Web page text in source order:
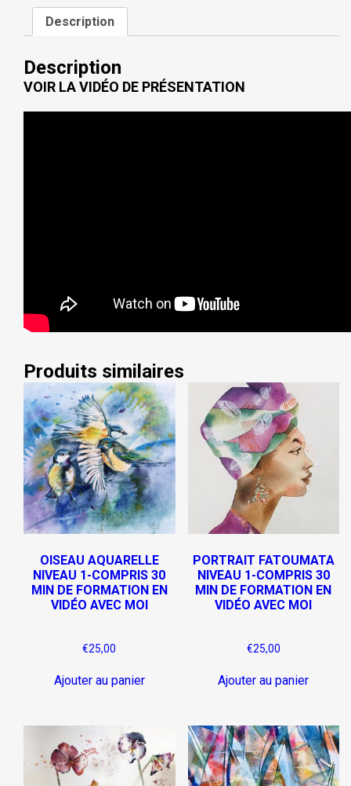
COMPRIS
MIN
PRIVÉ
Description
Description
VOIR LA VIDÉO DE PRÉSENTATION
Produits similaires
OISEAU AQUARELLE
NIVEAU 1-COMPRIS 30
MIN DE FORMATION EN
VIDÉO AVEC MOI
€25,00
Ajouter au panier
PORTRAIT FATOUMATA
NIVEAU 1-COMPRIS 30
MIN DE FORMATION EN
VIDÉO AVEC MOI
€25,00
Ajouter au panier